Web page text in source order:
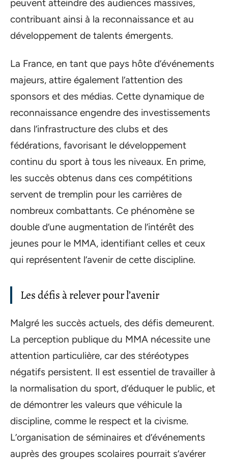
peuvent atteindre des audiences massives,
contribuant ainsi à la reconnaissance et au
développement de talents émergents.
La France, en tant que pays hôte d’événements
majeurs, attire également l’attention des
sponsors et des médias. Cette dynamique de
reconnaissance engendre des investissements
dans l’infrastructure des clubs et des
fédérations, favorisant le développement
continu du sport à tous les niveaux. En prime,
les succès obtenus dans ces compétitions
servent de tremplin pour les carrières de
nombreux combattants. Ce phénomène se
double d’une augmentation de l’intérêt des
jeunes pour le MMA, identifiant celles et ceux
qui représentent l’avenir de cette discipline.
Les défis à relever pour l’avenir
Malgré les succès actuels, des défis demeurent.
La perception publique du MMA nécessite une
attention particulière, car des stéréotypes
négatifs persistent. Il est essentiel de travailler à
la normalisation du sport, d’éduquer le public, et
de démontrer les valeurs que véhicule la
discipline, comme le respect et la civisme.
L’organisation de séminaires et d’événements
auprès des groupes scolaires pourrait s’avérer